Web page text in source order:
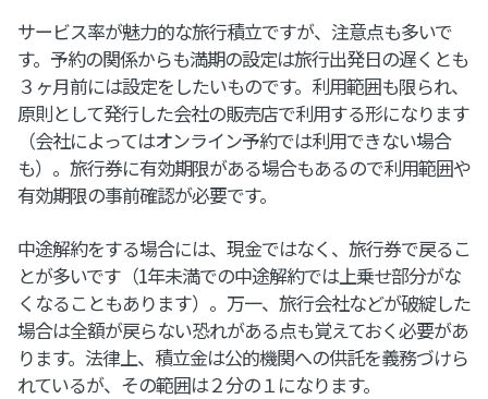
サービス率が魅力的な旅行積立ですが、注意点も多いで
す。予約の関係からも満期の設定は旅行出発日の遅くとも
３ヶ月前には設定をしたいものです。利用範囲も限られ、
原則として発行した会社の販売店で利用する形になります
（会社によってはオンライン予約では利用できない場合
も）。旅行券に有効期限がある場合もあるので利用範囲や
有効期限の事前確認が必要です。
中途解約をする場合には、現金ではなく、旅行券で戻るこ
とが多いです（1年未満での中途解約では上乗せ部分がな
くなることもあります）。万一、旅行会社などが破綻した
場合は全額が戻らない恐れがある点も覚えておく必要があ
ります。法律上、積立金は公的機関への供託を義務づけら
れているが、その範囲は２分の１になります。